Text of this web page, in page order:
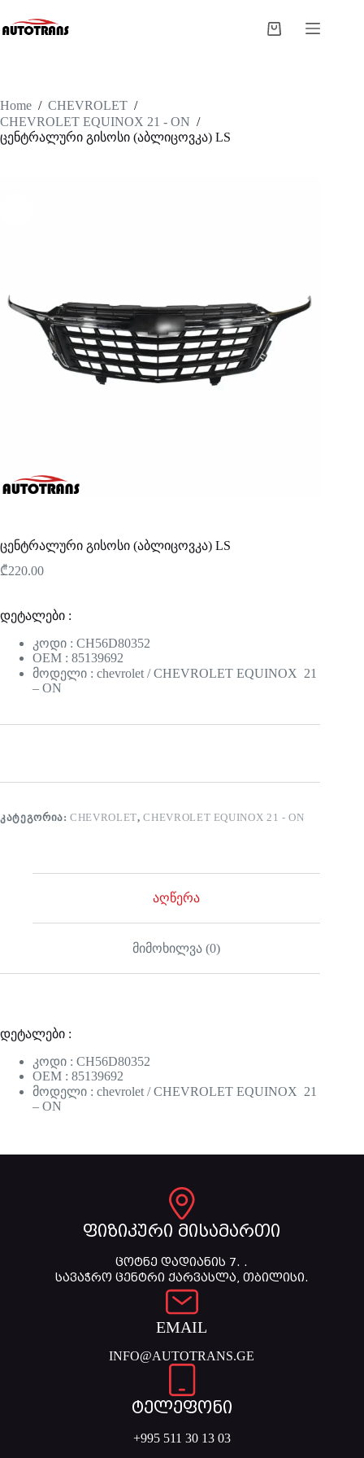
Home / CHEVROLET /
CHEVROLET EQUINOX 21 - ON /
ცენტრალური გისოსი (აბლიცოვკა) LS
ცენტრალური გისოსი (აბლიცოვკა) LS
₾220.00
დეტალები :
კოდი : CH56D80352
OEM : 85139692
მოდელი : chevrolet / CHEVROLET EQUINOX 21
– ON
ᲙᲐᲢᲔᲒᲝᲠᲘᲐ:CHEVROLET,CHEVROLET EQUINOX 21 - ON
აღწერა
მიმოხილვა (0)
დეტალები :
კოდი : CH56D80352
OEM : 85139692
მოდელი : chevrolet / CHEVROLET EQUINOX 21
– ON
ფიზიკური მისამართი
ცოტნე დადიანის 7. .
სავაჭრო ცენტრი ქარვასლა, თბილისი.
EMAIL
INFO@AUTOTRANS.GE
ტელეფონი
+995 511 30 13 03